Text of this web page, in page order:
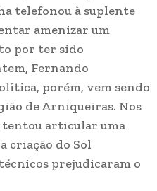
telefonou à suplente
amenizar um
por ter sido
Fernando
porém, vem sendo
de Arniqueiras. Nos
articular uma
criação do Sol
prejudicaram o